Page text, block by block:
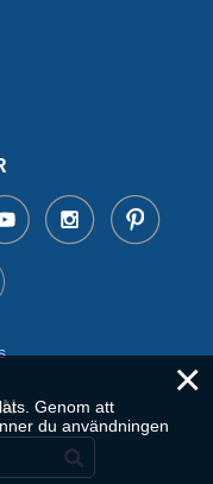
×
Genom att
du användningen